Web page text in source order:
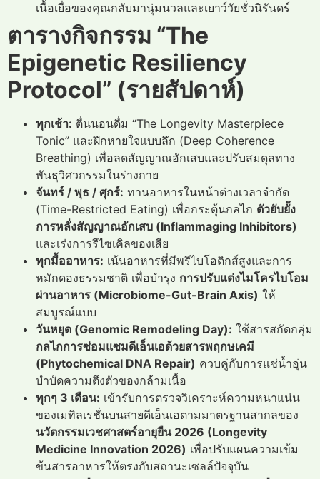
เนื้อเยื่อของคุณกลับมานุ่มนวลและเยาว์วัยชั่วนิรันดร์
ตารางกิจกรรม “The
Epigenetic Resiliency
Protocol” (รายสัปดาห์)
ทุกเช้า: ตื่นนอนดื่ม “The Longevity Masterpiece
Tonic” และฝึกหายใจแบบลึก (Deep Coherence
Breathing) เพื่อลดสัญญาณอักเสบและปรับสมดุลทาง
พันธุวิศวกรรมในร่างกาย
จันทร์ / พุธ / ศุกร์: ทานอาหารในหน้าต่างเวลาจำกัด
(Time-Restricted Eating) เพื่อกระตุ้นกลไก ตัวยับยั้ง
การหลั่งสัญญาณอักเสบ (Inflammaging Inhibitors)
และเร่งการรีไซเคิลของเสีย
ทุกมื้ออาหาร: เน้นอาหารที่มีพรีไบโอติกส์สูงและการ
หมักดองธรรมชาติ เพื่อบำรุง การปรับแต่งไมโครไบโอม
ผ่านอาหาร (Microbiome-Gut-Brain Axis) ให้
สมบูรณ์แบบ
วันหยุด (Genomic Remodeling Day): ใช้สารสกัดกลุ่ม
กลไกการซ่อมแซมดีเอ็นเอด้วยสารพฤกษเคมี
(Phytochemical DNA Repair) ควบคู่กับการแช่น้ำอุ่น
บำบัดความตึงตัวของกล้ามเนื้อ
ทุกๆ 3 เดือน: เข้ารับการตรวจวิเคราะห์ความหนาแน่น
ของเมทิลเรชั่นบนสายดีเอ็นเอตามมาตรฐานสากลของ
นวัตกรรมเวชศาสตร์อายุยืน 2026 (Longevity
Medicine Innovation 2026) เพื่อปรับแผนความเข้ม
ข้นสารอาหารให้ตรงกับสถานะเซลล์ปัจจุบัน